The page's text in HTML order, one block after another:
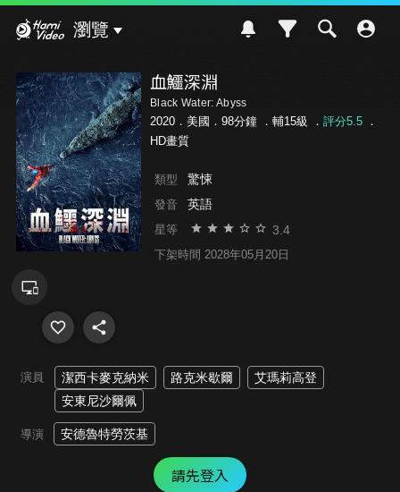
瀏覽
血鱷深淵
Black Water: Abyss
2020．美國．98分鐘 ． 輔15級 ． 評分5.5．
HD畫質
類型 驚悚
發音 英語
星等 3.4
下架時間 2028年05月20日
演員 潔西卡麥克納米 路克米歇爾
艾瑪莉高登
安東尼沙爾佩
導演 安德魯特勞茨基
請先登入